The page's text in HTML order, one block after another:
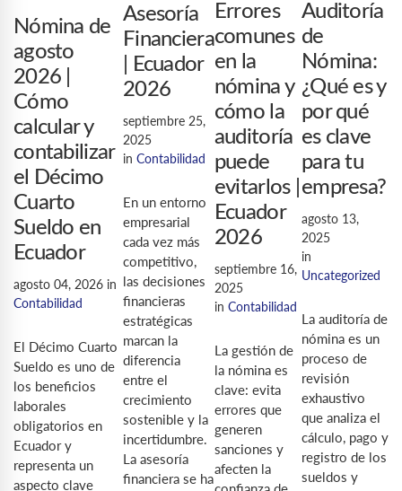
Nómina de
agosto
2026 |
Cómo
calcular y
contabilizar
el Décimo
Cuarto
Sueldo en
Ecuador
agosto 04, 2026 in
Contabilidad
El Décimo Cuarto
Sueldo es uno de
los beneficios
laborales
obligatorios en
Ecuador y
representa un
aspecto clave
Asesoría
Financiera
| Ecuador
2026
septiembre 25,
2025
inContabilidad
En un entorno
empresarial
cada vez más
competitivo,
las decisiones
financieras
estratégicas
marcan la
diferencia
entre el
crecimiento
sostenible y la
incertidumbre.
La asesoría
financiera se ha
Errores
comunes
en la
nómina y
cómo la
auditoría
puede
evitarlos |
Ecuador
2026
septiembre 16,
2025
in Contabilidad
La gestión de
la nómina es
clave: evita
errores que
generen
sanciones y
afecten la
Auditoría
de
Nómina:
¿Qué es y
por qué
es clave
para tu
empresa?
agosto 13,
2025
in
Uncategorized
La auditoría de
nómina es un
proceso de
revisión
exhaustivo
que analiza el
cálculo, pago y
registro de los
sueldos y